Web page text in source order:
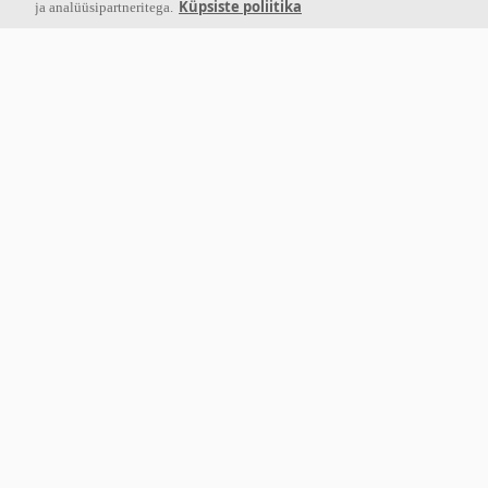
ja analüüsipartneritega. Küpsiste poliitika